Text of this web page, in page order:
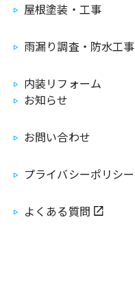
屋根塗装・工事
雨漏り調査・防水工事
内装リフォーム
お知らせ
お問い合わせ
プライバシーポリシー
よくある質問